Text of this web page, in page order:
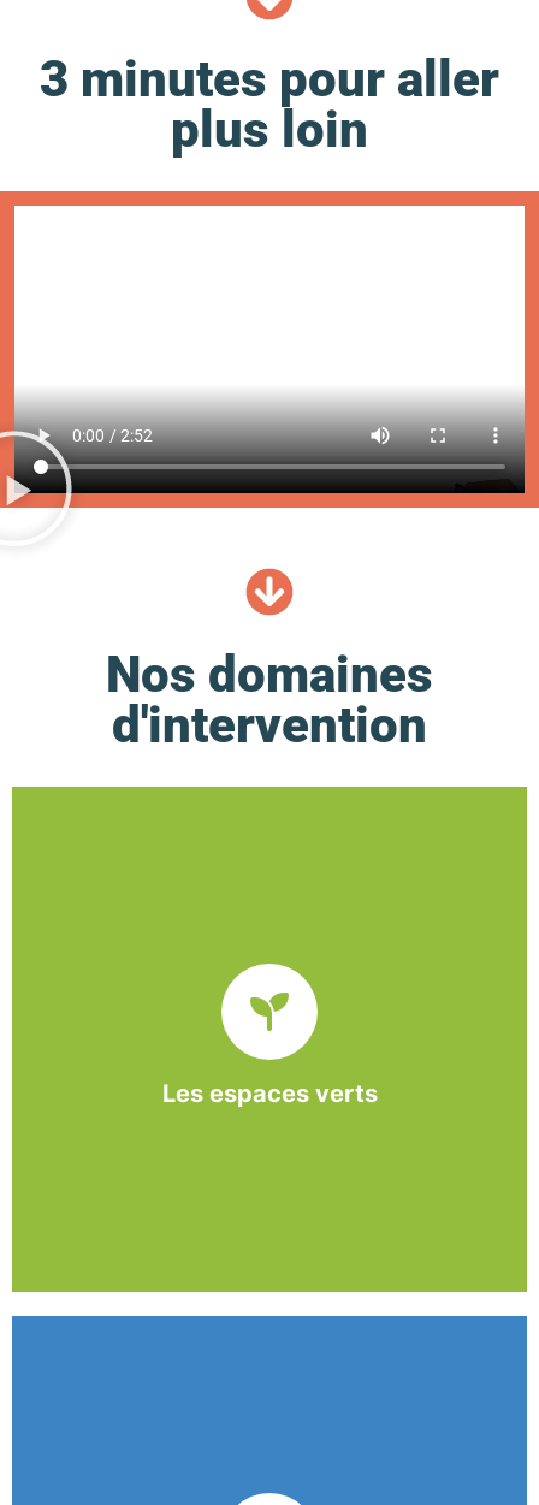
3 minutes pour aller
plus loin
Nos domaines
d'intervention
Les espaces verts
paysager, l’association BASE propose et réalise
des interventions à la demande des entreprises et
collectivités locales.